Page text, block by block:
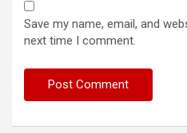
Save my name, email, and
next time I comment.